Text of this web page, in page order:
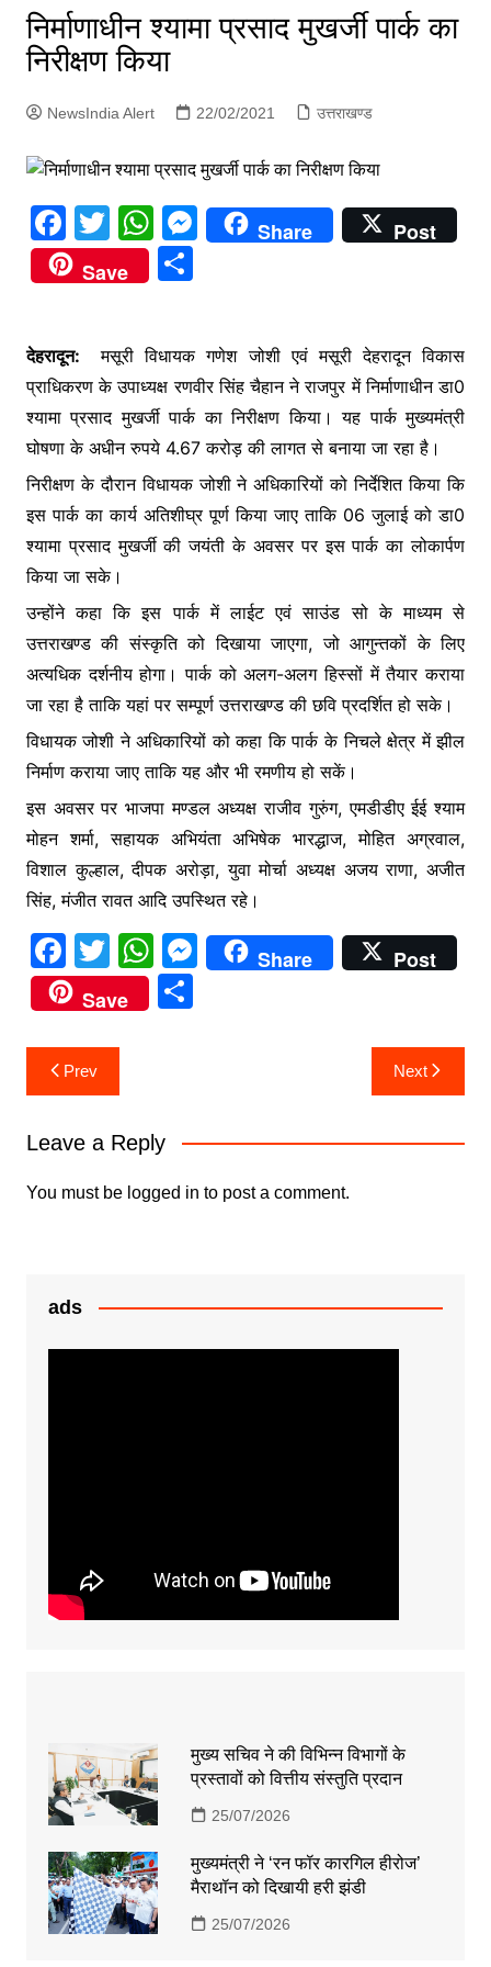
निर्माणाधीन श्यामा प्रसाद मुखर्जी पार्क का
निरीक्षण किया
NewsIndia Alert 22/02/2021 उत्तराखण्ड
F
a
c
b
o
o
k
T
w
itt
W
h
at
A
p
p
M
e
e
n
g
er
Share
Post
Save
S
e
देहरादून:
मसूरी विधायक गणेश जोशी एवं मसूरी देहरादून विकास
प्राधिकरण के उपाध्यक्ष रणवीर सिंह चैहान ने राजपुर में निर्माणाधीन डा0
श्यामा प्रसाद मुखर्जी पार्क का निरीक्षण किया। यह पार्क मुख्यमंत्री
घोषणा के अधीन रुपये 4.67 करोड़ की लागत से बनाया जा रहा है।
निरीक्षण के दौरान विधायक जोशी ने अधिकारियों को निर्देशित किया कि
इस पार्क का कार्य अतिशीघ्र पूर्ण किया जाए ताकि 06 जुलाई को डा0
श्यामा प्रसाद मुखर्जी की जयंती के अवसर पर इस पार्क का लोकार्पण
किया जा सके।
उन्होंने कहा कि इस पार्क में लाईट एवं साउंड सो के माध्यम से
उत्तराखण्ड की संस्कृति को दिखाया जाएगा, जो आगुन्तकों के लिए
अत्यधिक दर्शनीय होगा। पार्क को अलग-अलग हिस्सों में तैयार कराया
जा रहा है ताकि यहां पर सम्पूर्ण उत्तराखण्ड की छवि प्रदर्शित हो सके।
विधायक जोशी ने अधिकारियों को कहा कि पार्क के निचले क्षेत्र में झील
निर्माण कराया जाए ताकि यह और भी रमणीय हो सकें।
इस अवसर पर भाजपा मण्डल अध्यक्ष राजीव गुरुंग, एमडीडीए ईई श्याम
मोहन शर्मा, सहायक अभियंता अभिषेक भारद्धाज, मोहित अग्रवाल,
विशाल कुल्हाल, दीपक अरोड़ा, युवा मोर्चा अध्यक्ष अजय राणा, अजीत
सिंह, मंजीत रावत आदि उपस्थित रहे।
F
a
c
e
b
o
k
T
w
itt
er
W
h
at
p
p
M
e
er
Share
Post
Save
S
Post
navigation
Prev Next
Leave a Reply
You must be logged in to post a comment.
ads
मुख्य सचिव ने की विभिन्न विभागों के
प्रस्तावों को वित्तीय संस्तुति प्रदान
25/07/2026
मुख्यमंत्री ने ‘रन फॉर कारगिल हीरोज’
मैराथॉन को दिखायी हरी झंडी
25/07/2026
g